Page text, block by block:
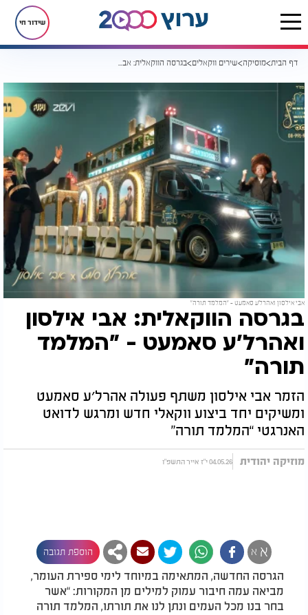
שידור חי
דף הבית מוסיקה שירים ווקאלים בגרסה הווקאלית: אבי אילסון ואהרל'ע סאמעט - "המלמד תורה"
אבי אילסון ואהרל'ע סאמעט - "המלמד תורה"
בגרסה הווקאלית: אבי אילסון
ואהרל'ע סאמעט - "המלמד
תורה"
הזמר אבי אילסון משתף פעולה אהרל׳ע סאמעט
ומשיקים יחד ביצוע ווקאלי חדש ומרגש לדואט
האנרגטי “המלמד תורה”
מוזיקה יהודית 04.05.26 י"ז אייר התשפ"ו
א א הוספת תגובה
הגרסה החדשה, המתאימה במיוחד לימי ספירת העומר,
מביאה עמה חיבור עמוק למילים מן המקורות: “אשר
בחר בנו מכל העמים ונתן לנו את תורתו, המלמד תורה